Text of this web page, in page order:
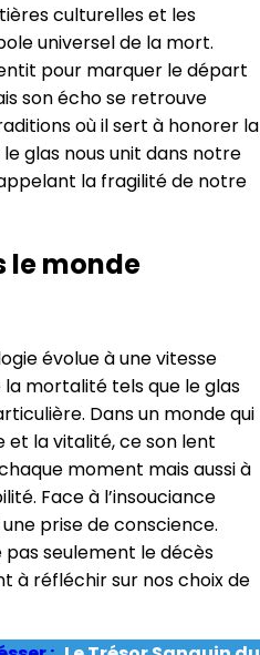
culturelles et les
universel de la mort.
pour marquer le départ
son écho se retrouve
où il sert à honorer la
glas nous unit dans notre
la fragilité de notre
le monde
évolue à une vitesse
mortalité tels que le glas
Dans un monde qui
et la vitalité, ce son lent
moment mais aussi à
Face à l’insouciance
prise de conscience.
seulement le décès
à réfléchir sur nos choix de